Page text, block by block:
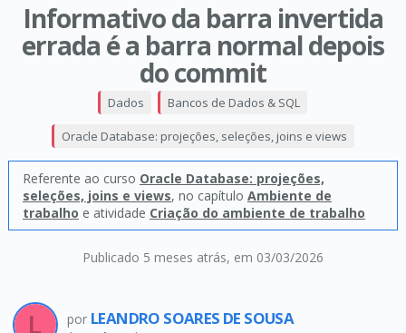
Informativo da barra invertida
errada é a barra normal depois
do commit
Publicado 5 meses atrás, em 03/03/2026
Dados Bancos de Dados & SQL
Oracle Database: projeções, seleções, joins e views
Referente ao curso Oracle Database: projeções,
seleções, joins e views, no capítulo Ambiente de
trabalho e atividade Criação do ambiente de trabalho
por LEANDRO SOARES DE SOUSA